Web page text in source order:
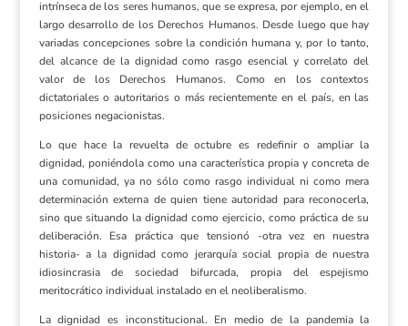
intrínseca de los seres humanos, que se expresa, por ejemplo, en el
largo desarrollo de los Derechos Humanos. Desde luego que hay
variadas concepciones sobre la condición humana y, por lo tanto,
del alcance de la dignidad como rasgo esencial y correlato del
valor de los Derechos Humanos. Como en los contextos
dictatoriales o autoritarios o más recientemente en el país, en las
posiciones negacionistas.
Lo que hace la revuelta de octubre es redefinir o ampliar la
dignidad, poniéndola como una característica propia y concreta de
una comunidad, ya no sólo como rasgo individual ni como mera
determinación externa de quien tiene autoridad para reconocerla,
sino que situando la dignidad como ejercicio, como práctica de su
deliberación. Esa práctica que tensionó -otra vez en nuestra
historia- a la dignidad como jerarquía social propia de nuestra
idiosincrasia de sociedad bifurcada, propia del espejismo
meritocrático individual instalado en el neoliberalismo.
La dignidad es inconstitucional. En medio de la pandemia la